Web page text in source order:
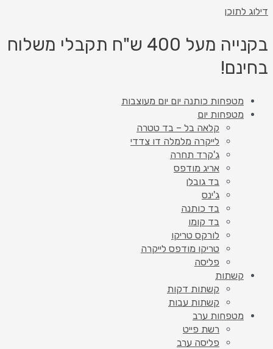
דילוג לתוכן
בקנייה מעל 400 ש"ח תקבלי משלוח
בחינם!
מטפחות כותנה יום יום מעוצבות
מטפחות יום
קלאה בל – בד טטרה
לייקרה מלמלה דו צדדי
ג'קרד תחרה
אריג מודפס
בד גובלן
ג'ינס
בד כותנה
בד קומו
לורקס טריקו
טריקו מודפס לייקרה
פליסה
קשתות
קשתות דקות
קשתות עבות
מטפחות ערב
רשת פייט
פליסה ערב